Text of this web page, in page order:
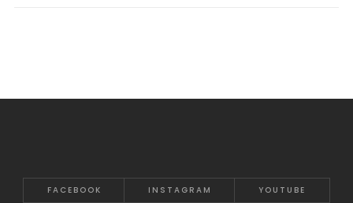
FACEBOOK INSTAGRAM YOUTUBE